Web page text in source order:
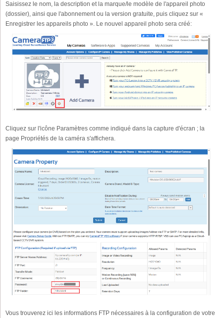
Saisissez le nom, la description et la marque/le modèle de l'appareil photo
(dossier), ainsi que l'abonnement ou la version gratuite, puis cliquez sur «
Enregistrer les appareils photo ». Le nouvel appareil photo sera créé:
Cliquez sur l'icône Paramètres comme indiqué dans la capture d'écran ; la
page Propriétés de la caméra s'affichera.
Vous trouverez ici les informations FTP nécessaires à la configuration de votre